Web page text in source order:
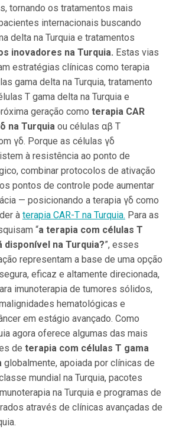
tornando os tratamentos mais
internacionais buscando
delta na Turquia e tratamentos
inovadores na Turquia. Estas vias
estratégias clínicas como terapia
gama delta na Turquia, tratamento
T gama delta na Turquia e
geração como terapia CAR
na Turquiaou células αβ T
γδ. Porque as células γδ
à resistência ao ponto de
combinar protocolos de ativação
pontos de controle pode aumentar
— posicionando a terapia γδ como
à terapia CAR-T na Turquia. Para as
“a terapia com células T
disponível na Turquia?”, esses
representam a base de uma opção
eficaz e altamente direcionada,
imunoterapia de tumores sólidos,
hematológicas e
em estágio avançado. Como
agora oferece algumas das mais
de terapia com células T gama
globalmente, apoiada por clínicas de
mundial na Turquia, pacotes
na Turquia e programas de
através de clínicas avançadas de